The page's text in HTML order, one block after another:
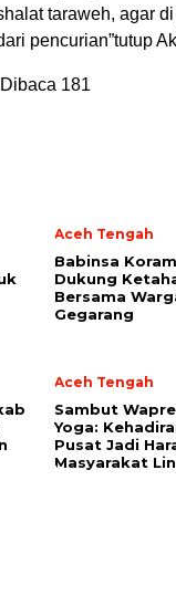
taraweh, agar
pencurian”tutup
Dibaca 181
Aceh Tengah
‎Babinsa
Dukung
Bersama
Gegarang
Aceh Tengah
‎Sambut
Yoga:
Pusat Jadi
Masyarakat